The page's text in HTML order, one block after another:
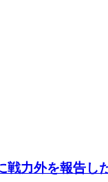
力外を報告し